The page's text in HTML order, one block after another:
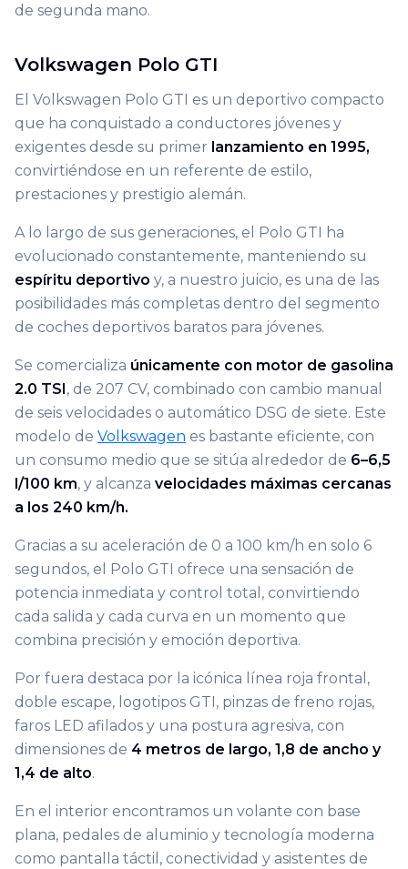
de segunda mano.
Volkswagen Polo GTI
El Volkswagen Polo GTI es un deportivo compacto
que ha conquistado a conductores jóvenes y
exigentes desde su primer lanzamiento en 1995,
convirtiéndose en un referente de estilo,
prestaciones y prestigio alemán.
A lo largo de sus generaciones, el Polo GTI ha
evolucionado constantemente, manteniendo su
espíritu deportivo y, a nuestro juicio, es una de las
posibilidades más completas dentro del segmento
de coches deportivos baratos para jóvenes.
Se comercializa únicamente con motor de gasolina
2.0 TSI , de 207 CV, combinado con cambio manual
de seis velocidades o automático DSG de siete. Este
modelo de Volkswagen es bastante eficiente, con
un consumo medio que se sitúa alrededor de 6–6,5
l/100 km, y alcanza velocidades máximas cercanas
a los 240 km/h.
Gracias a su aceleración de 0 a 100 km/h en solo 6
segundos, el Polo GTI ofrece una sensación de
potencia inmediata y control total, convirtiendo
cada salida y cada curva en un momento que
combina precisión y emoción deportiva.
Por fuera destaca por la icónica línea roja frontal,
doble escape, logotipos GTI, pinzas de freno rojas,
faros LED afilados y una postura agresiva, con
dimensiones de 4 metros de largo, 1,8 de ancho y
1,4 de alto.
En el interior encontramos un volante con base
plana, pedales de aluminio y tecnología moderna
como pantalla táctil, conectividad y asistentes de